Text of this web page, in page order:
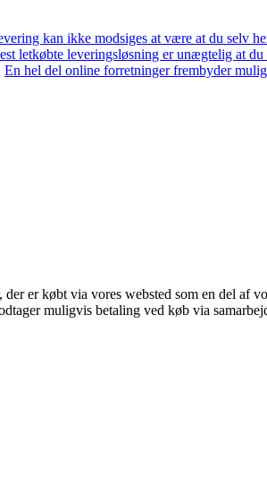
kan ikke modsiges at være at du selv
letkøbte leveringsløsning er unægtelig at
En hel del online forretninger frembyder
er købt via vores websted som en del af
muligvis betaling ved køb via